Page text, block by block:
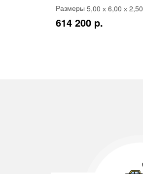
Размеры 5,00 х 6,00 х 2,50
614 200 p.